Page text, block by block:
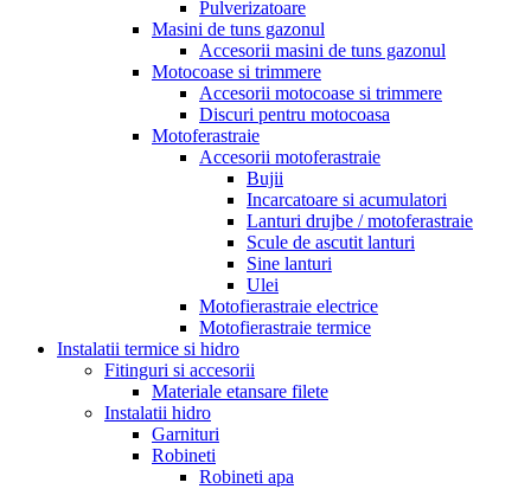
Pulverizatoare
Masini de tuns gazonul
Accesorii masini de tuns gazonul
Motocoase si trimmere
Accesorii motocoase si trimmere
Discuri pentru motocoasa
Motoferastraie
Accesorii motoferastraie
Bujii
Incarcatoare si acumulatori
Lanturi drujbe / motoferastraie
Scule de ascutit lanturi
Sine lanturi
Ulei
Motofierastraie electrice
Motofierastraie termice
Instalatii termice si hidro
Fitinguri si accesorii
Materiale etansare filete
Instalatii hidro
Garnituri
Robineti
Robineti apa